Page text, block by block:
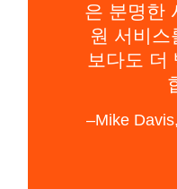
은 분명한
원 서비스
보다도 더
–Mike